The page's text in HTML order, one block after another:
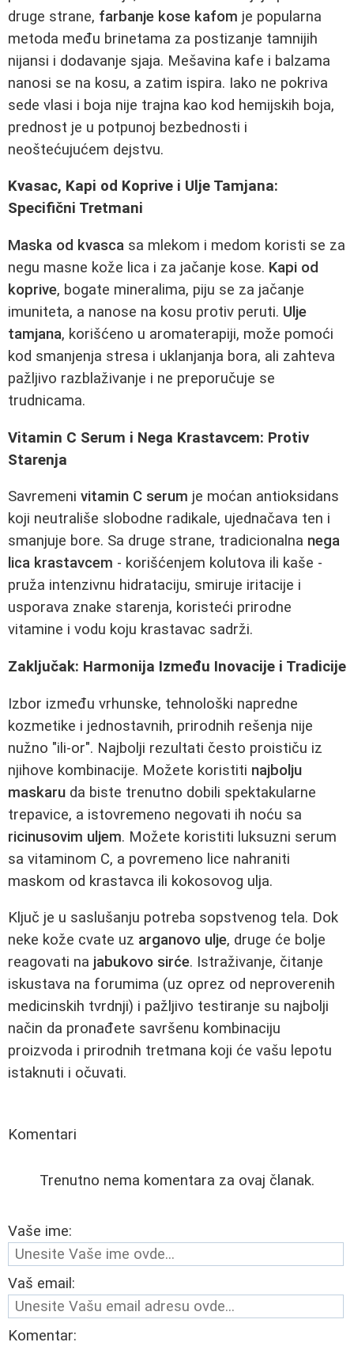
druge strane, farbanje kose kafom je popularna
metoda među brinetama za postizanje tamnijih
nijansi i dodavanje sjaja. Mešavina kafe i balzama
nanosi se na kosu, a zatim ispira. Iako ne pokriva
sede vlasi i boja nije trajna kao kod hemijskih boja,
prednost je u potpunoj bezbednosti i
neoštećujućem dejstvu.
Kvasac, Kapi od Koprive i Ulje Tamjana:
Specifični Tretmani
Maska od kvasca sa mlekom i medom koristi se za
negu masne kože lica i za jačanje kose. Kapi od
koprive, bogate mineralima, piju se za jačanje
imuniteta, a nanose na kosu protiv peruti. Ulje
tamjana, korišćeno u aromaterapiji, može pomoći
kod smanjenja stresa i uklanjanja bora, ali zahteva
pažljivo razblaživanje i ne preporučuje se
trudnicama.
Vitamin C Serum i Nega Krastavcem: Protiv
Starenja
Savremeni vitamin C serum je moćan antioksidans
koji neutrališe slobodne radikale, ujednačava ten i
smanjuje bore. Sa druge strane, tradicionalna nega
lica krastavcem - korišćenjem kolutova ili kaše -
pruža intenzivnu hidrataciju, smiruje iritacije i
usporava znake starenja, koristeći prirodne
vitamine i vodu koju krastavac sadrži.
Zaključak: Harmonija Između Inovacije i Tradicije
Izbor između vrhunske, tehnološki napredne
kozmetike i jednostavnih, prirodnih rešenja nije
nužno "ili-or". Najbolji rezultati često proističu iz
njihove kombinacije. Možete koristiti najbolju
maskaru da biste trenutno dobili spektakularne
trepavice, a istovremeno negovati ih noću sa
ricinusovim uljem. Možete koristiti luksuzni serum
sa vitaminom C, a povremeno lice nahraniti
maskom od krastavca ili kokosovog ulja.
Ključ je u saslušanju potreba sopstvenog tela. Dok
neke kože cvate uz arganovo ulje, druge će bolje
reagovati na jabukovo sirće. Istraživanje, čitanje
iskustava na forumima (uz oprez od neproverenih
medicinskih tvrdnji) i pažljivo testiranje su najbolji
način da pronađete savršenu kombinaciju
proizvoda i prirodnih tretmana koji će vašu lepotu
istaknuti i očuvati.
Komentari
Trenutno nema komentara za ovaj članak.
Vaše ime:
Vaš email:
Komentar: